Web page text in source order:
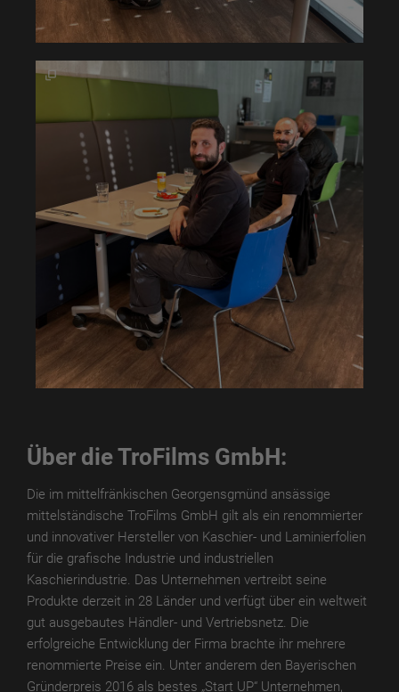
Über die TroFilms GmbH:
Die im mittelfränkischen Georgensgmünd ansässige
mittelständische TroFilms GmbH gilt als ein renommierter
und innovativer Hersteller von Kaschier- und Laminierfolien
für die grafische Industrie und industriellen
Kaschierindustrie. Das Unternehmen vertreibt seine
Produkte derzeit in 28 Länder und verfügt über ein weltweit
gut ausgebautes Händler- und Vertriebsnetz. Die
erfolgreiche Entwicklung der Firma brachte ihr mehrere
renommierte Preise ein. Unter anderem den Bayerischen
Gründerpreis 2016 als bestes „Start UP“ Unternehmen,